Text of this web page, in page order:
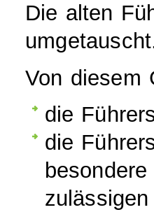
Die alten
Von diesem
die
die